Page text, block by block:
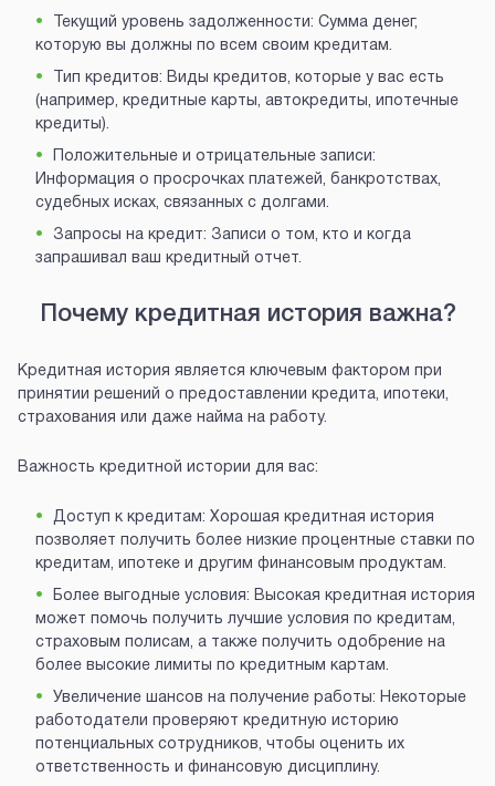
Текущий уровень задолженности: Сумма денег,
которую вы должны по всем своим кредитам.
Тип кредитов: Виды кредитов, которые у вас есть
(например, кредитные карты, автокредиты, ипотечные
кредиты).
Положительные и отрицательные записи:
Информация о просрочках платежей, банкротствах,
судебных исках, связанных с долгами.
Запросы на кредит: Записи о том, кто и когда
запрашивал ваш кредитный отчет.
Почему кредитная история важна?
Кредитная история является ключевым фактором при
принятии решений о предоставлении кредита, ипотеки,
страхования или даже найма на работу.
Важность кредитной истории для вас:
Доступ к кредитам: Хорошая кредитная история
позволяет получить более низкие процентные ставки по
кредитам, ипотеке и другим финансовым продуктам.
Более выгодные условия: Высокая кредитная история
может помочь получить лучшие условия по кредитам,
страховым полисам, а также получить одобрение на
более высокие лимиты по кредитным картам.
Увеличение шансов на получение работы: Некоторые
работодатели проверяют кредитную историю
потенциальных сотрудников, чтобы оценить их
ответственность и финансовую дисциплину.